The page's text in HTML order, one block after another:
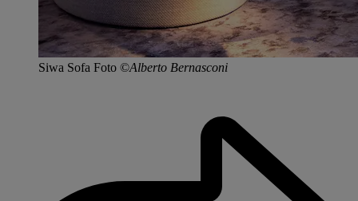
Siwa Sofa Foto ©Alberto Bernasconi